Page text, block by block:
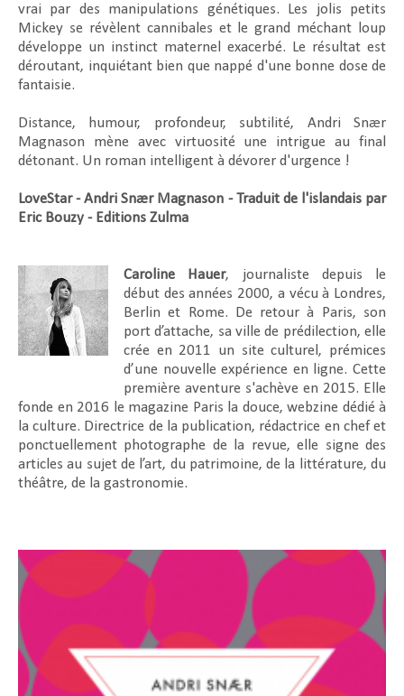
vrai par des manipulations génétiques. Les jolis petits
Mickey se révèlent cannibales et le grand méchant loup
développe un instinct maternel exacerbé. Le résultat est
déroutant, inquiétant bien que nappé d'une bonne dose de
fantaisie.
Distance, humour, profondeur, subtilité, Andri Snær
Magnason mène avec virtuosité une intrigue au final
détonant. Un roman intelligent à dévorer d'urgence !
LoveStar - Andri Snær Magnason - Traduit de l'islandais par
Eric Bouzy - Editions Zulma
Caroline Hauer, journaliste depuis le
début des années 2000, a vécu à Londres,
Berlin et Rome. De retour à Paris, son
port d’attache, sa ville de prédilection, elle
crée en 2011 un site culturel, prémices
d’une nouvelle expérience en ligne. Cette
première aventure s'achève en 2015. Elle
fonde en 2016 le magazine Paris la douce, webzine dédié à
la culture. Directrice de la publication, rédactrice en chef et
ponctuellement photographe de la revue, elle signe des
articles au sujet de l’art, du patrimoine, de la littérature, du
théâtre, de la gastronomie.